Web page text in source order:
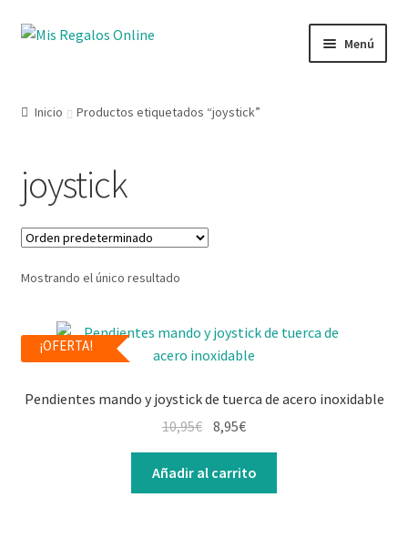
Menú
Secciones
Ofertas
Novedades
Lista de deseos
Inicio Productos etiquetados “joystick”
joystick
Mostrando el único resultado
¡OFERTA!
Pendientes mando y joystick de tuerca de acero inoxidable
10,95€ 8,95€
Añadir al carrito